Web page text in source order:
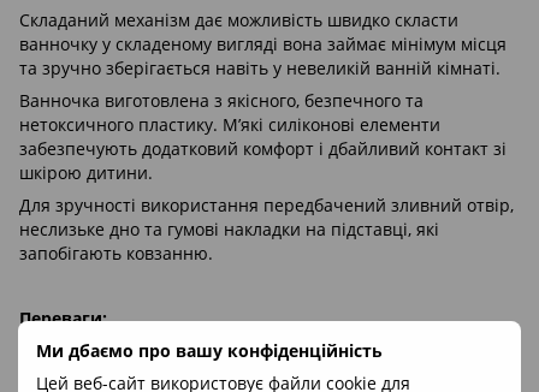
Ми дбаємо про вашу конфіденційність
Цей веб-сайт використовує файли cookie для
Складаний механізм дає можливість швидко скласти
ванночку у складеному вигляді вона займає мінімум місця
та зручно зберігається навіть у невеликій ванній кімнаті.
Ванночка виготовлена з якісного, безпечного та
нетоксичного пластику. М’які силіконові елементи
забезпечують додатковий комфорт і дбайливий контакт зі
шкірою дитини.
Для зручності використання передбачений зливний отвір,
неслизьке дно та гумові накладки на підставці, які
запобігають ковзанню.
Переваги:
Складана конструкція, економія місця
Ергономічна висота, менше навантаження на спину